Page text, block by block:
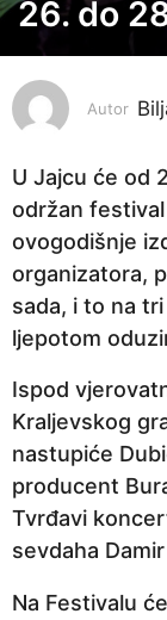
g
n
e
p
r
i
j
e
g
o
d
i
n
e
26. do
Autor
U Jajcu će od
održan
ovogodišnje
organizatora,
sada, i to na
ljepotom
Ispod
Kraljevskog
nastupiće
producent
Tvrđavi
sevdaha
Na Festivalu